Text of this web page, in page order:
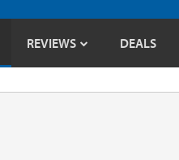
REVIEWS DEALS